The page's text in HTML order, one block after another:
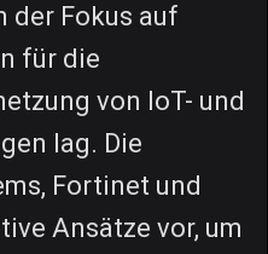
der Fokus auf
für die
von IoT- und
lag. Die
Fortinet und
Ansätze vor, um